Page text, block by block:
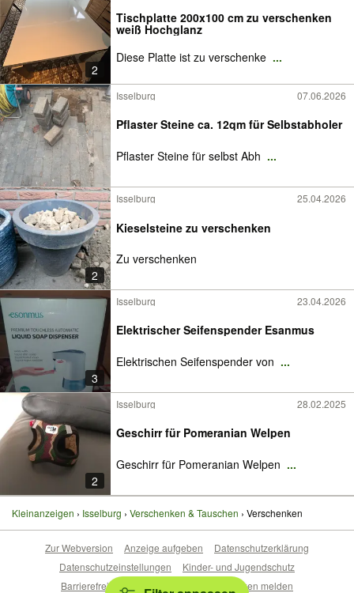
2
Tischplatte 200x100 cm zu verschenken
weiß Hochglanz
Diese Platte ist zu verschenke ...
Isselburg 07.06.2026
Pflaster Steine ca. 12qm für Selbstabholer
Pflaster Steine für selbst Abh ...
2
Isselburg 25.04.2026
Kieselsteine zu verschenken
Zu verschenken
3
Isselburg 23.04.2026
Elektrischer Seifenspender Esanmus
Elektrischen Seifenspender von ...
2
Isselburg 28.02.2025
Geschirr für Pomeranian Welpen
Geschirr für Pomeranian Welpen ...
Kleinanzeigen Isselburg Verschenken & Tauschen Verschenken
Zur Webversion Anzeige aufgeben
Datenschutzerklärung
Datenschutzeinstellungen
Kinder- und Jugendschutz
Barrierefreiheitserklärung
Sicherheitslücken melden